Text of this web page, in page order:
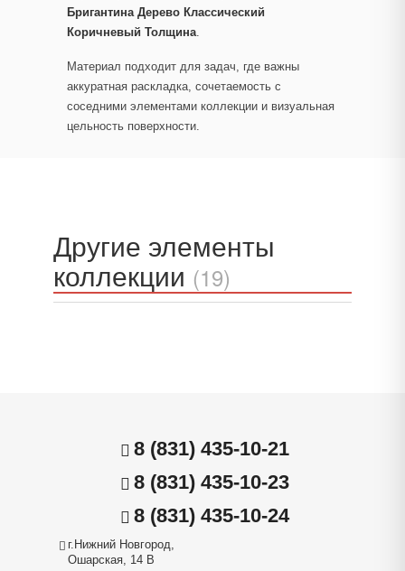
Бригантина Дерево Классический
Коричневый Толщина.
Материал подходит для задач, где важны
аккуратная раскладка, сочетаемость с
соседними элементами коллекции и визуальная
цельность поверхности.
Другие элементы
коллекции (19)
8 (831) 435-10-21
8 (831) 435-10-23
8 (831) 435-10-24
г.Нижний Новгород,
Ошарская, 14 В